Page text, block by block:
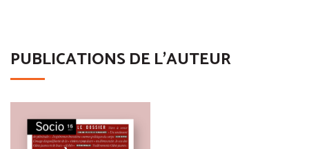
PUBLICATIONS DE L'AUTEUR